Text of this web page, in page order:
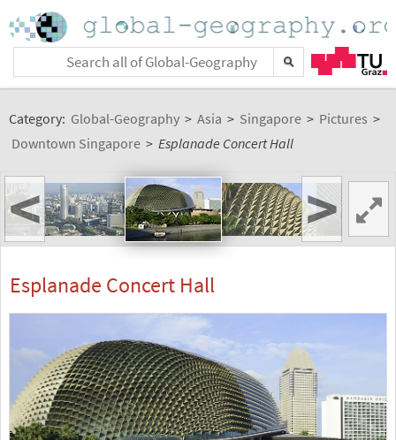
Category: Global-Geography > Asia > Singapore > Pictures >
Downtown Singapore > Esplanade Concert Hall
< >
Esplanade Concert Hall